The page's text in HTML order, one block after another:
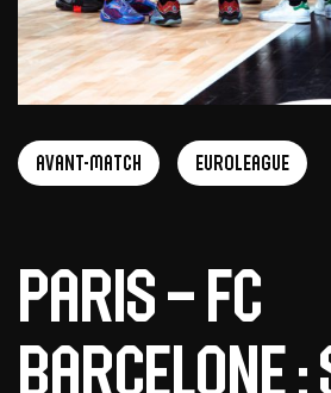
Avant-match EuroLeague
Paris – FC
Barcelone :